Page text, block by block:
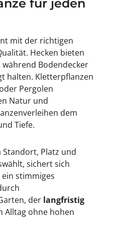
für jeden
mit der richtigen
Hecken bieten
während Bodendecker
halten. Kletterpflanzen
Pergolen
Natur und
verleihen dem
Tiefe.
Standort, Platz und
sichert sich
stimmiges
der langfristig
Alltag ohne hohen